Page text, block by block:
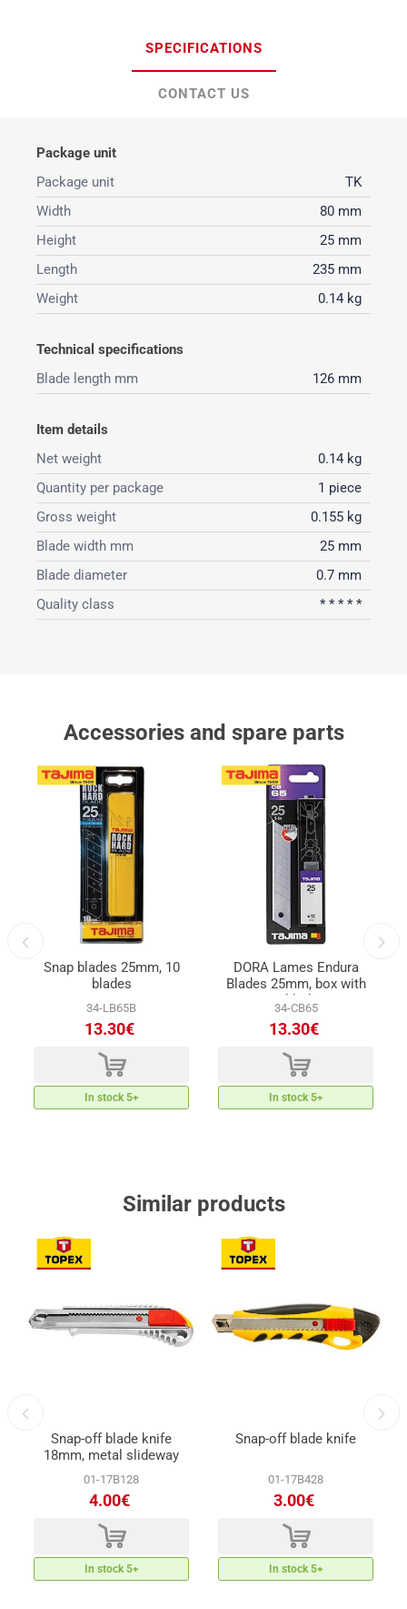
SPECIFICATIONS
CONTACT US
Package unit
Package unit
TK
Width
80 mm
Height
25 mm
Length
235 mm
Weight
0.14 kg
Technical specifications
Blade length mm
126 mm
Item details
Net weight
0.14 kg
Quantity per package
1 piece
Gross weight
0.155 kg
Blade width mm
25 mm
Blade diameter
0.7 mm
Quality class
* * * * *
Accessories and spare parts
Snap blades 25mm, 10
blades
34-LB65B
13.30€
d
In stock 5+
DORA Lames Endura
Blades 25mm, box with
10 blades
34-CB65
13.30€
d
In stock 5+
Similar products
Snap-off blade knife
18mm, metal slideway
01-17B128
4.00€
d
In stock 5+
Snap-off blade knife
01-17B428
3.00€
d
In stock 5+